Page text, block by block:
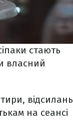
стають
власний
відсилань
на сеансі